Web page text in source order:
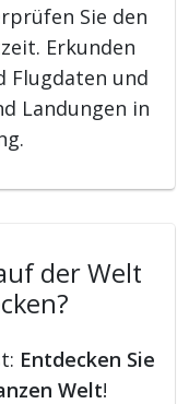
Sie den
Erkunden
Flugdaten und
Landungen in
der Welt
Entdecken Sie
Welt!